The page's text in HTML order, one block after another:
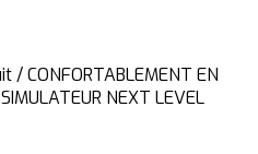
/CONFORTABLEMENT EN
NEXT LEVEL